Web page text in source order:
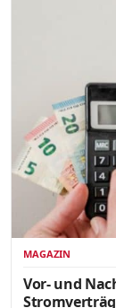
MAGAZIN
Vor- und